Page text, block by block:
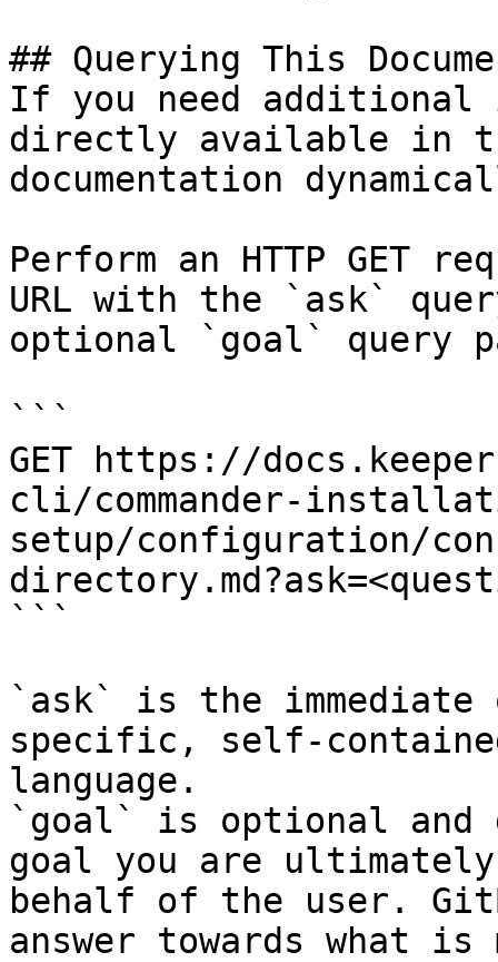
## Querying This
If you need
directly available in
documentation
Perform an HTTP GET
URL with the `ask`
optional `goal` query
```
GET https://
cli/commander-
setup/configuration/
```
`ask` is the
specific, self-
language.
`goal` is optional and
goal you are
behalf of the user.
answer towards what